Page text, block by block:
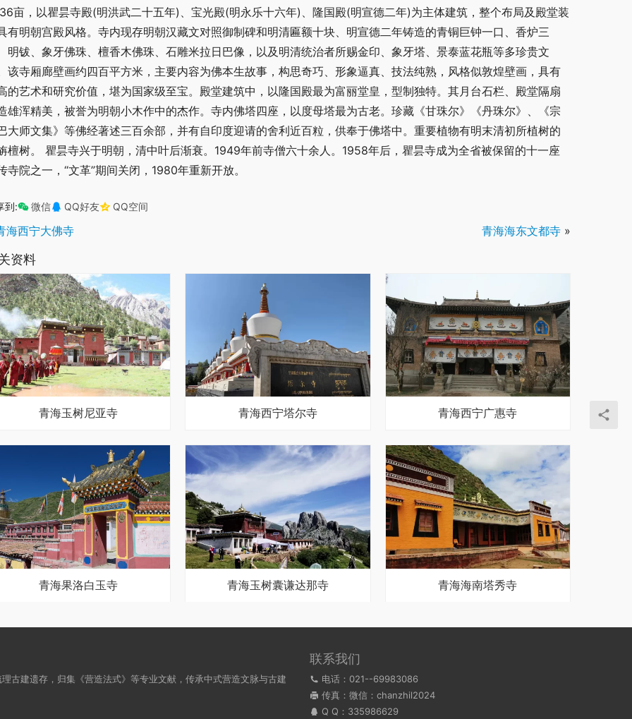
亩，以瞿昙寺殿(明洪武二十五年)、宝光殿(明永乐十六年)、隆国殿(明宣德二年)为主体建筑，整个布局及殿堂装
有明朝宫殿风格。寺内现存明朝汉藏文对照御制碑和明清匾额十块、明宣德二年铸造的青铜巨钟一口、香炉三
明钹、象牙佛珠、檀香木佛珠、石雕米拉日巴像，以及明清统治者所赐金印、象牙塔、景泰蓝花瓶等多珍贵文
该寺厢廊壁画约四百平方米，主要内容为佛本生故事，构思奇巧、形象逼真、技法纯熟，风格似敦煌壁画，具有
的艺术和研究价值，堪为国家级至宝。殿堂建筑中，以隆国殿最为富丽堂皇，型制独特。其月台石栏、殿堂隔扇
雄浑精美，被誉为明朝小木作中的杰作。寺内佛塔四座，以度母塔最为古老。珍藏《甘珠尔》《丹珠尔》、《宗
大师文集》等佛经著述三百余部，并有自印度迎请的舍利近百粒，供奉于佛塔中。重要植物有明末清初所植树的
檀树。 瞿昙寺兴于明朝，清中叶后渐衰。1949年前寺僧六十余人。1958年后，瞿昙寺成为全省被保留的十一座
寺院之一，“文革”期间关闭，1980年重新开放。
到: 微信 QQ好友 QQ空间
海西宁大佛寺 青海海东文都寺 »
资料
青海玉树尼亚寺 青海西宁塔尔寺 青海西宁广惠寺
青海果洛白玉寺 青海玉树囊谦达那寺 青海海南塔秀寺
古建遗存，归集《营造法式》等专业文献，传承中式营造文脉与古建
联系我们
电话：021--69983086
传真：微信：chanzhil2024
Q Q： 335986629